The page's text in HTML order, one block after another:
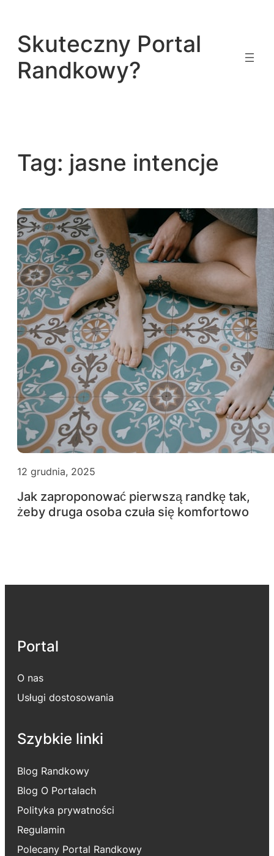
treści
Skuteczny Portal
Randkowy?
Tag: jasne intencje
12 grudnia, 2025
Jak zaproponować pierwszą randkę tak,
żeby druga osoba czuła się komfortowo
Portal
O nas
Usługi dostosowania
Szybkie linki
Blog Randkowy
Blog O Portalach
Polityka prywatności
Regulamin
Polecany Portal Randkowy